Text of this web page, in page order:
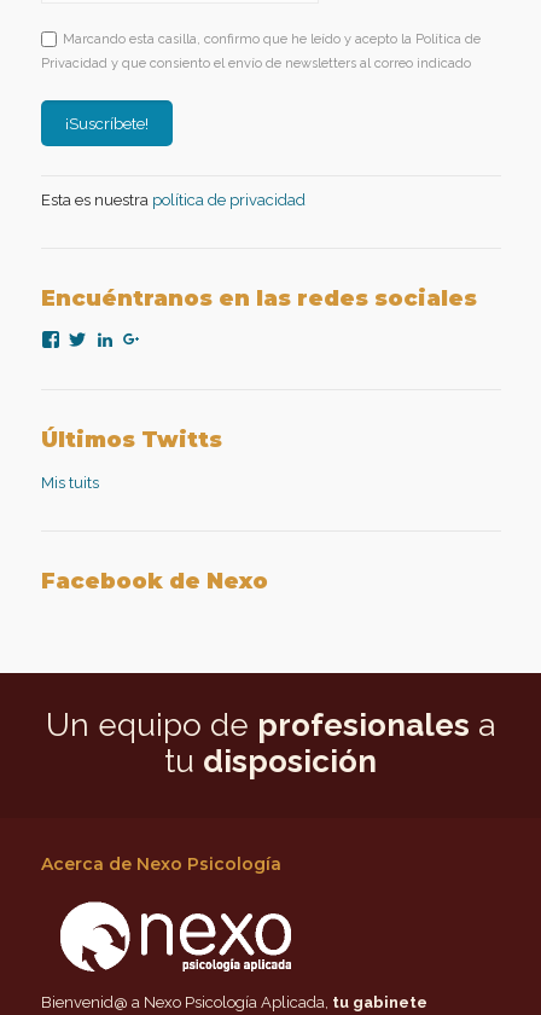
Marcando esta casilla, confirmo que he leído y acepto la Política de
Privacidad y que consiento el envío de newsletters al correo indicado
Esta es nuestra política de privacidad
Encuéntranos en las redes sociales
Ver
Facebook
Ver
Twitter
Ver
aplicadaGoogle+
Últimos Twitts
Mis tuits
Facebook de Nexo
Un equipo de profesionales a
tu disposición
Acerca de Nexo Psicología
Bienvenid@ a Nexo Psicología Aplicada, tu gabinete